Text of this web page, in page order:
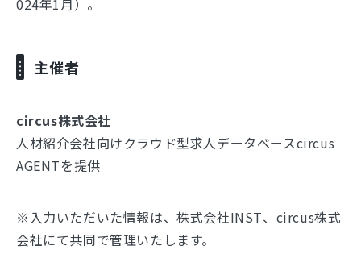
024年1月）。
主催者
circus株式会社
人材紹介会社向けクラウド型求人データべースcircus
AGENTを提供
※入力いただいた情報は、株式会社INST、circus株式
会社にて共同で管理いたします。